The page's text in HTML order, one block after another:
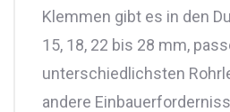
Klemmen gibt es in den
15, 18, 22 bis 28 mm,
unterschiedlichsten
andere